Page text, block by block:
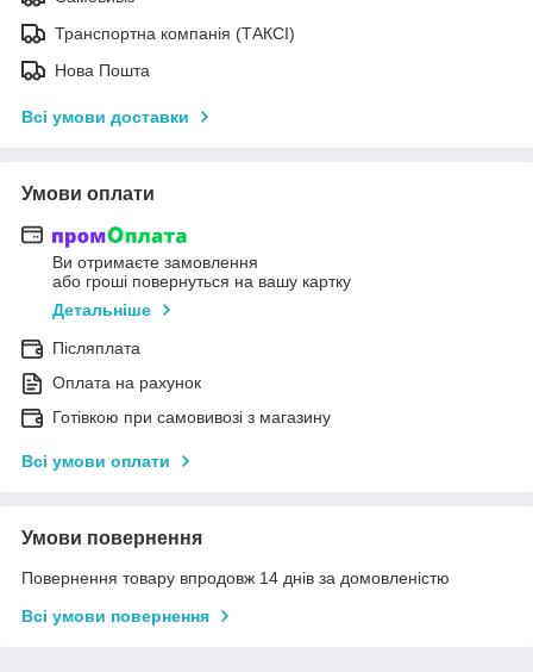
Транспортна компанія (ТАКСІ)
Нова Пошта
Всі умови доставки
Умови оплати
Ви отримаєте замовлення
або гроші повернуться на вашу картку
Детальніше
Післяплата
Оплата на рахунок
Готівкою при самовивозі з магазину
Всі умови оплати
Умови повернення
Повернення товару впродовж 14 днів за домовленістю
Всі умови повернення